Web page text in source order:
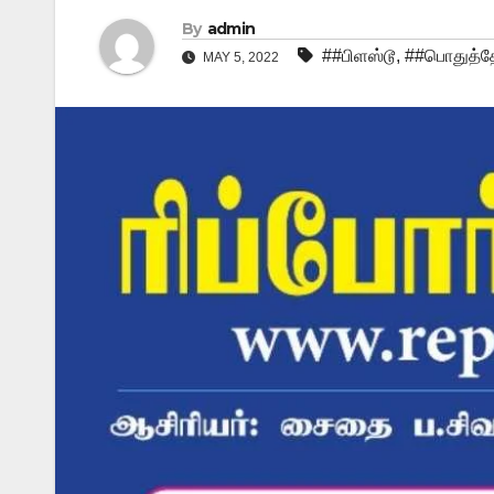
By admin
MAY 5, 2022 ##பிளஸ்டூ,